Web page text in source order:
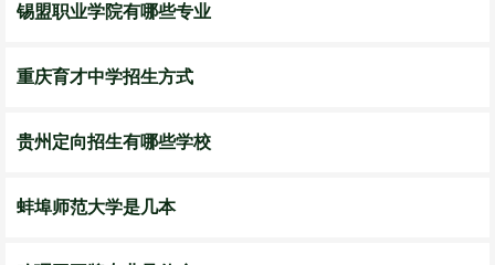
锡盟职业学院有哪些专业
重庆育才中学招生方式
贵州定向招生有哪些学校
蚌埠师范大学是几本